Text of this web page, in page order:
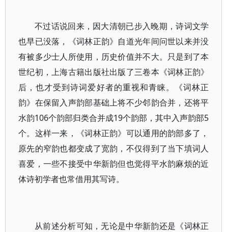
不过话说回来，因大清朝已步入晚期，诗词文学
也早已没落，《词林正韵》自道光年间问世以来并没
有被多少士人所使用，历史价值并不大。只是到了本
世纪初，上海古籍出版社出版了三卷本《词林正韵》
后，也才受到诗词爱好者的重视和青睐。《词林正
韵》在保留入声韵部基础上将不少邻韵合并，还将平
水韵106个韵部归类合并成19个韵部，其中入声韵部5
个。这样一来，《词林正韵》可以通用的韵部多了，
原先的窄韵也都变成了宽韵，不仅得到了当下填词人
喜爱，一些不接受中华新韵但也觉得平水韵麻烦的近
体诗初学者也常借用其写诗。
从前述分析可知，无论是中华新韵还是《词林正